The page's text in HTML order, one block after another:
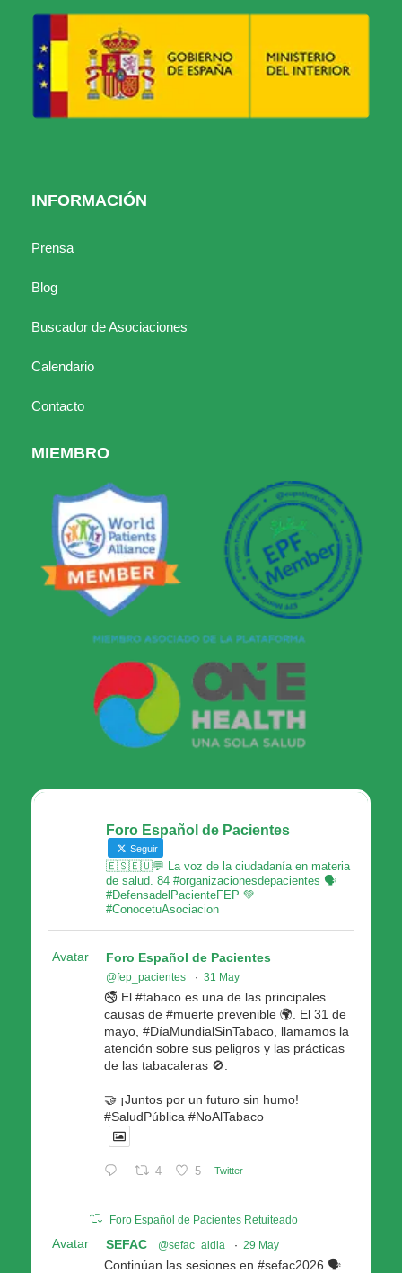
INFORMACIÓN
Prensa
Blog
Buscador de Asociaciones
Calendario
Contacto
MIEMBRO
Foro Español de Pacientes
Seguir
🇪🇸🇪🇺💬 La voz de la ciudadanía en materia
de salud. 84 #organizacionesdepacientes 🗣
#DefensadelPacienteFEP 💚
#ConocetuAsociacion
Avatar Foro Español de Pacientes
@fep_pacientes · 31 May
🚭 El #tabaco es una de las principales
causas de #muerte prevenible 🌍. El 31 de
mayo, #DíaMundialSinTabaco, llamamos la
atención sobre sus peligros y las prácticas
de las tabacaleras 🚫.
🤝 ¡Juntos por un futuro sin humo!
#SaludPública #NoAlTabaco
4 5 Twitter
Foro Español de Pacientes Retuiteado
Avatar SEFAC @sefac_aldia · 29 May
Continúan las sesiones en #sefac2026 🗣️